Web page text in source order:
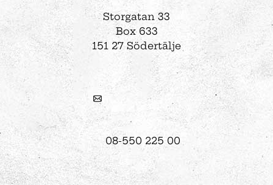
Storgatan 33
Box 633
151 27 Södertälje
08-550 225 00